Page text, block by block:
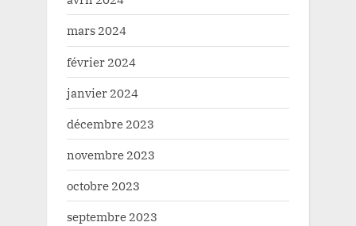
mars 2024
février 2024
janvier 2024
décembre 2023
novembre 2023
octobre 2023
septembre 2023